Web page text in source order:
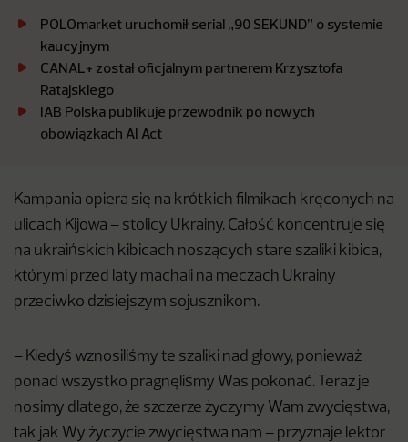
POLOmarket uruchomił serial „90 SEKUND” o systemie
kaucyjnym
CANAL+ został oficjalnym partnerem Krzysztofa
Ratajskiego
IAB Polska publikuje przewodnik po nowych
obowiązkach AI Act
Kampania opiera się na krótkich filmikach kręconych na
ulicach Kijowa – stolicy Ukrainy. Całość koncentruje się
na ukraińskich kibicach noszących stare szaliki kibica,
którymi przed laty machali na meczach Ukrainy
przeciwko dzisiejszym sojusznikom.
– Kiedyś wznosiliśmy te szaliki nad głowy, ponieważ
ponad wszystko pragnęliśmy Was pokonać. Teraz je
nosimy dlatego, że szczerze życzymy Wam zwycięstwa,
tak jak Wy życzycie zwycięstwa nam – przyznaje lektor